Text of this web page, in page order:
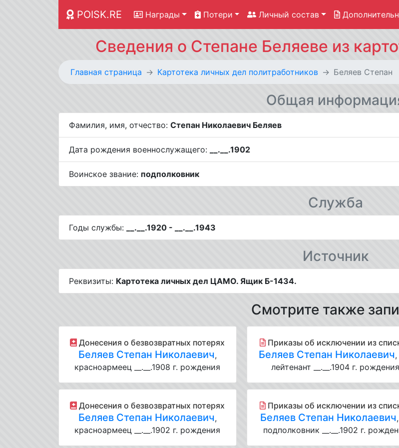
POISK.RE Награды Потери Личный состав
Сведения о Степане Беляеве из
Главная страница Картотека личных дел политработников Беляев Степан
Общая
Фамилия, имя, отчество: Степан Николаевич Беляев
Дата рождения военнослужащего: __.__.1902
Воинское звание: подполковник
Служба
Годы службы: __.__.1920 - __.__.1943
Источник
Реквизиты: Картотека личных дел ЦАМО. Ящик Б-1434.
Смотрите также
Донесения о безвозвратных потерях
Беляев Степан Николаевич,
красноармеец __.__.1908 г. рождения
Донесения о безвозвратных потерях
Беляев Степан Николаевич,
красноармеец __.__.1902 г. рождения
Приказы об исключении из
Беляев Степан Николаевич
лейтенант __.__.1904 г. рождения
Приказы об исключении из
Беляев Степан Николаевич
подполковник __.__.1902 г.